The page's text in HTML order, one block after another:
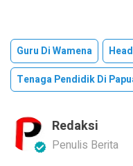
Guru Di Wamena
Tenaga Pendidik Di
Redaksi
Penulis Berita